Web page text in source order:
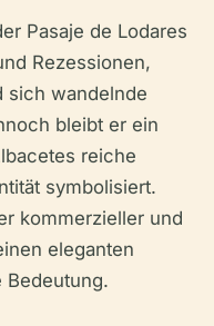
Pasaje de Lodares
Rezessionen,
sich wandelnde
bleibt er ein
reiche
symbolisiert.
kommerzieller und
eleganten
Bedeutung.